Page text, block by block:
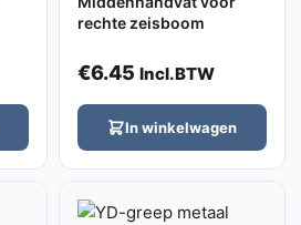
rechte zeisboom
€6.45 Incl.BTW
In winkelwagen